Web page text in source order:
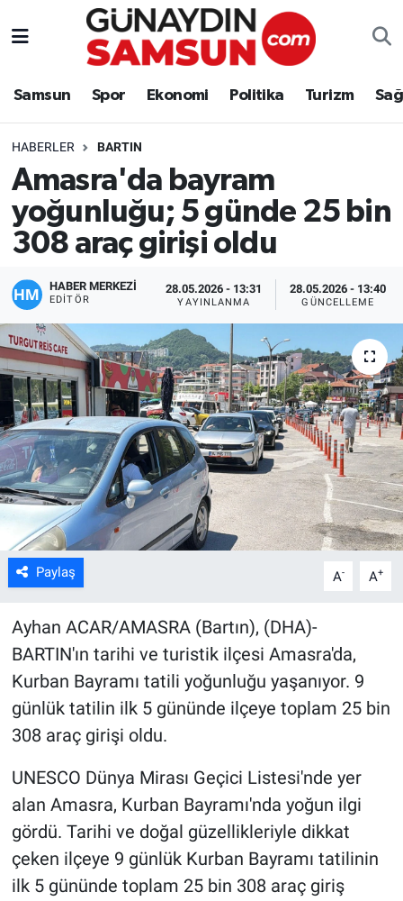
Samsun Spor Ekonomi Politika Turizm
HABERLER BARTIN
Amasra'da bayram
yoğunluğu; 5 günde 25 bin
308 araç girişi oldu
HABER MERKEZİ
EDITÖR
28.05.2026 - 13:31
YAYINLANMA
28.05.2026 - 13:40
GÜNCELLEME
Paylaş A- A+
Ayhan ACAR/AMASRA (Bartın), (DHA)-
BARTIN'ın tarihi ve turistik ilçesi Amasra'da,
Kurban Bayramı tatili yoğunluğu yaşanıyor. 9
günlük tatilin ilk 5 gününde ilçeye toplam 25 bin
308 araç girişi oldu.
UNESCO Dünya Mirası Geçici Listesi'nde yer
alan Amasra, Kurban Bayramı'nda yoğun ilgi
gördü. Tarihi ve doğal güzellikleriyle dikkat
çeken ilçeye 9 günlük Kurban Bayramı tatilinin
ilk 5 gününde toplam 25 bin 308 araç giriş
Samsun
Politika
Turizm
Sağlık
Eğitim
Yaşam
Kültür Sanat
Bilim ve Teknoloji
Genel
Nöbetçi Eczaneler
Süper Lig Puan Durumu ve Fikstür
Tüm Manşetler
Son Dakika Haberleri
Haber Arşivi